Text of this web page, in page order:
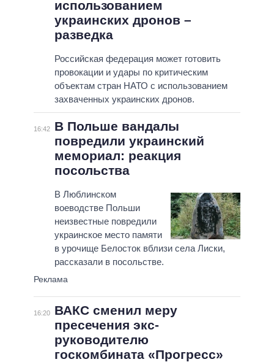
использованием
украинских дронов –
разведка
Российская федерация может готовить
провокации и удары по критическим
объектам стран НАТО с использованием
захваченных украинских дронов.
16:42
В Польше вандалы
повредили украинский
мемориал: реакция
посольства
В Люблинском
воеводстве Польши
неизвестные повредили
украинское место памяти
в урочище Белосток вблизи села Лиски,
рассказали в посольстве.
16:20
ВАКС сменил меру
пресечения экс-
руководителю
госкомбината «Прогресс»